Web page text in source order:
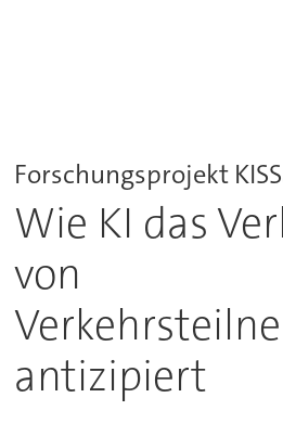
Forschungsprojekt
Wie KI das
von
antizipiert